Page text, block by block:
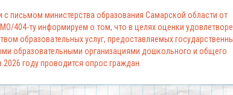
с письмом министерства образования Самарской области от
404-ту информируем о том, что в целях оценки
образовательных услуг, предоставляемых
образовательными организациями дошкольного и общего
2026 году проводится опрос граждан.